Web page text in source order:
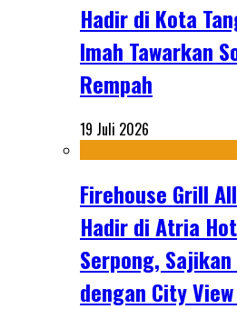
Hadir di Kota
Imah Tawarkan
Rempah
19 Juli 2026
Firehouse Grill
Hadir di Atria
Serpong,
dengan City